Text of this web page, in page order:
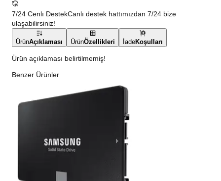
7/24 Cenlı DestekCanlı destek hattımızdan 7/24 bize
ulaşabilirsiniz!
ÜrünAçıklaması ÜrünÖzellikleri İadeKoşulları
Ürün açıklaması belirtilmemiş!
Benzer Ürünler